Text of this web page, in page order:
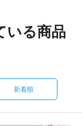
いる商品
新着順